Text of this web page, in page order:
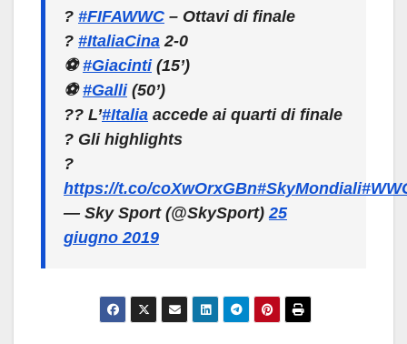
? #FIFAWWC – Ottavi di finale
? #ItaliaCina 2-0
⚽#Giacinti(15’)
⚽#Galli(50’)
?? L’#Italia accede ai quarti di finale
? Gli highlights
?
https://t.co/coXwOrxGBn#SkyMondiali
— Sky Sport (@SkySport)25
giugno 2019